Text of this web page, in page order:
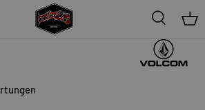
Suche